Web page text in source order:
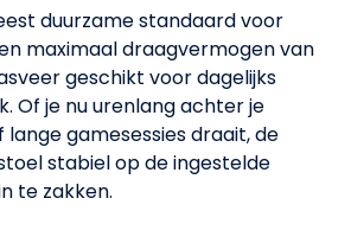
duurzame standaard voor
maximaal draagvermogen van
geschikt voor dagelijks
Of je nu urenlang achter je
gamesessies draait, de
stabiel op de ingestelde
te zakken.